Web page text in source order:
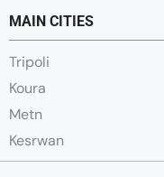
MAIN CITIES
Tripoli
Koura
Metn
Kesrwan